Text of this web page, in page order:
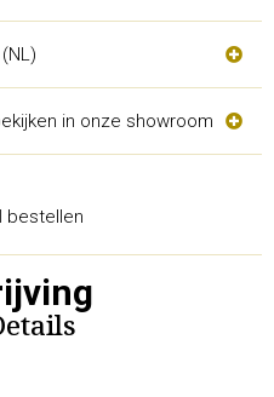
in onze showroom
bestellen